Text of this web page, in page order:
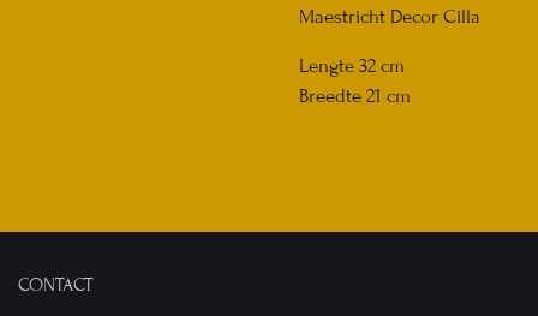
Maestricht Decor Cilla
Lengte 32 cm
Breedte 21 cm
CONTACT